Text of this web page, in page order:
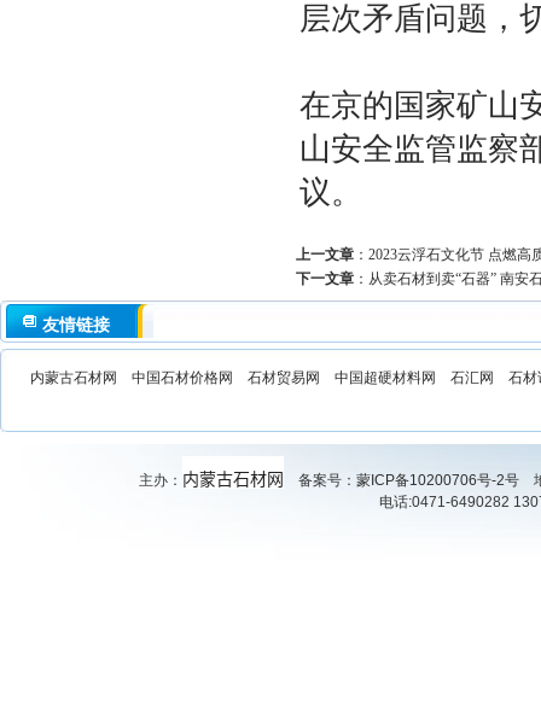
层次矛盾问题，
在京的国家矿山
山安全监管监察
议。
上一文章 ： 2023云浮石文化节 点燃高
下一文章 ： 从卖石材到卖“石器” 南安
友情链接
内蒙古石材网 中国石材价格网 石材贸易网 中国超硬材料网 石汇网 石材
主办： 内蒙古石材网 备案号： 蒙ICP备10200706号-2号
电话:0471-6490282